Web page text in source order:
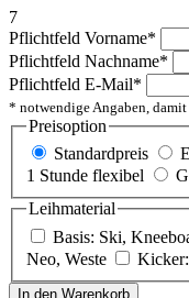
7
Pflichtfeld Vorname*
Pflichtfeld Nachname*
Pflichtfeld E-Mail*
* notwendige Angaben,
Preisoption
Standardpreis
1 Stunde flexibel
Leihmaterial
Basis: Ski,
Neo, Weste